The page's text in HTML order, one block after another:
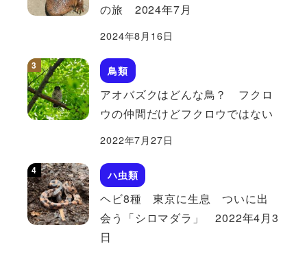
の旅 2024年7月
2024年8月16日
鳥類
アオバズクはどんな鳥？ フクロ
ウの仲間だけどフクロウではない
2022年7月27日
ハ虫類
ヘビ8種 東京に生息 ついに出
会う「シロマダラ」 2022年4月3
日